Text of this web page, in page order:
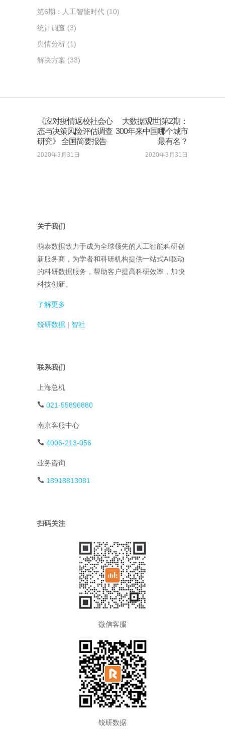
第6期：人工智能时代 (10)
统计调查 (3)
舆情分析 (1)
解决方案 (33)
《应对疫情返校社会心
态与决策风险评估调查
研究》 全国简要报告
2020年3月31日
大数据观世|第2期：
300年来中国哪个城市
最有名？
2020年3月31日
关于我们
萌泰数据致力于成为全球领先的人工智能科研创
新服务商，为学者和科研机构提供一站式AI驱动
的科研数据服务，帮助客户提高科研效率，加快
科技创新。
了解更多
锐研数据 | 智社
联系我们
上海总机
021-55896880
南京客服中心
4006-213-056
业务咨询
18918813081
扫码关注
微信客服
锐研数据